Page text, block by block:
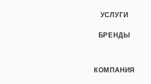
УСЛУГИ
БРЕНДЫ
КОМПАНИЯ